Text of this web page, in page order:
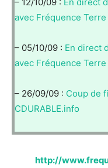
– 12/10/09 : En direct
avec Fréquence Terre
– 05/10/09 : En direct
avec Fréquence Terre
– 26/09/09 : Coup de
CDURABLE.info
http://